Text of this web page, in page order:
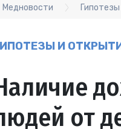
Медновости
И
от